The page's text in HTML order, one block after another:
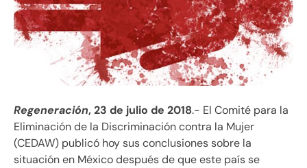
Regeneración, 23 de julio de 2018.- El Comité para la
Eliminación de la Discriminación contra la Mujer
(CEDAW) publicó hoy sus conclusiones sobre la
situación en México después de que este país se